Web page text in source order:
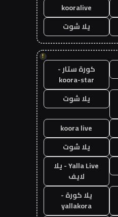
kooralive
يلا شوت
!
كورة ستار -
koora-star
يلا شوت
koora live
يلا شوت
Yalla Live - يلا
لايف
يلا كورة -
yallakora